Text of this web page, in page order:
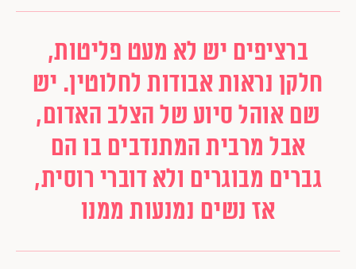
ברציפים יש לא מעט פליטות,
חלקן נראות אבודות לחלוטין. יש
שם אוהל סיוע של הצלב האדום,
אבל מרבית המתנדבים בו הם
גברים מבוגרים ולא דוברי רוסית,
אז נשים נמנעות ממנו